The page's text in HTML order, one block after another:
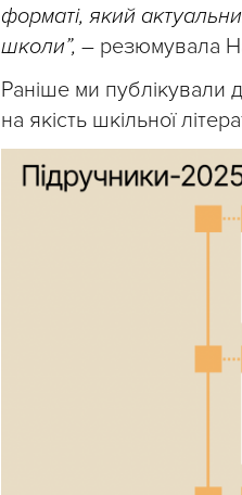
форматі, який
школи”, – резюмувала
Раніше ми публікували
на якість шкільної